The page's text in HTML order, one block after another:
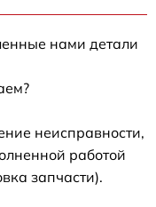
нами детали
неисправности,
работой
запчасти).